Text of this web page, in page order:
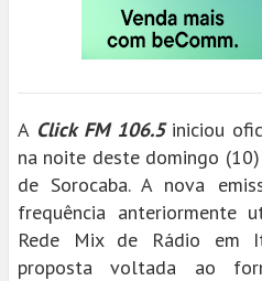
A Click FM 106.5iniciou
na noite deste domingo
de Sorocaba. A nova
frequência anteriormente
Rede Mix de Rádio em
proposta voltada ao